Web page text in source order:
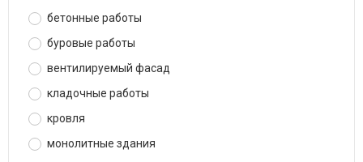
бетонные работы
буровые работы
вентилируемый фасад
кладочные работы
кровля
монолитные здания